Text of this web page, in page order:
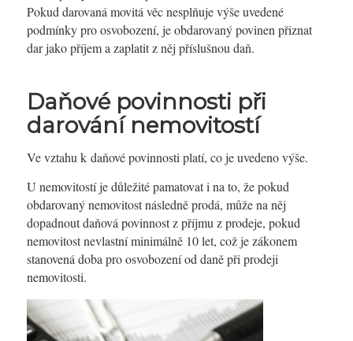
Pokud darovaná movitá věc nesplňuje výše uvedené
podmínky pro osvobození, je obdarovaný povinen přiznat
dar jako příjem a zaplatit z něj příslušnou daň.
Daňové povinnosti při
darování nemovitostí
Ve vztahu k daňové povinnosti platí, co je uvedeno výše.
U nemovitostí je důležité pamatovat i na to, že pokud
obdarovaný nemovitost následně prodá, může na něj
dopadnout daňová povinnost z příjmu z prodeje, pokud
nemovitost nevlastní minimálně 10 let, což je zákonem
stanovená doba pro osvobození od daně při prodeji
nemovitosti.